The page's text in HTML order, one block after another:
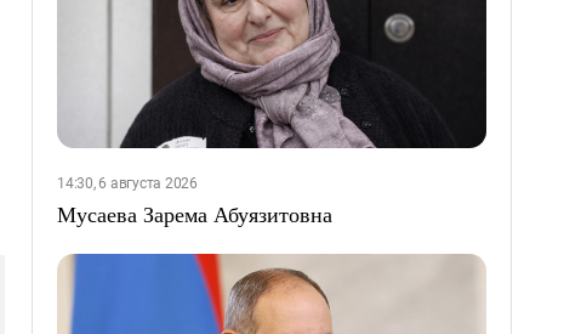
14:30, 6 августа 2026
Мусаева Зарема Абуязитовна